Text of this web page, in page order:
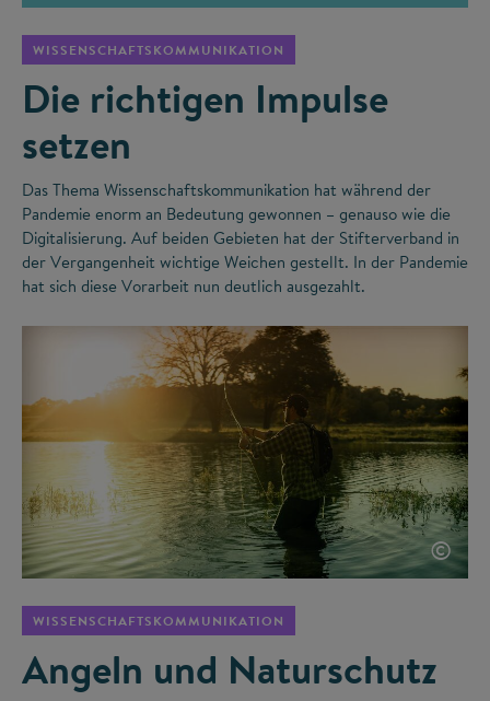
WISSENSCHAFTSKOMMUNIKATION
Die richtigen Impulse
setzen
Das Thema Wissenschaftskommunikation hat während der
Pandemie enorm an Bedeutung gewonnen – genauso wie die
Digitalisierung. Auf beiden Gebieten hat der Stifterverband in
der Vergangenheit wichtige Weichen gestellt. In der Pandemie
hat sich diese Vorarbeit nun deutlich ausgezahlt.
©
WISSENSCHAFTSKOMMUNIKATION
Angeln und Naturschutz